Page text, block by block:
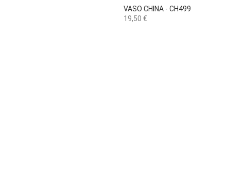
VASO CHINA - CH499
Preço
19,50 €
 Vista rápida